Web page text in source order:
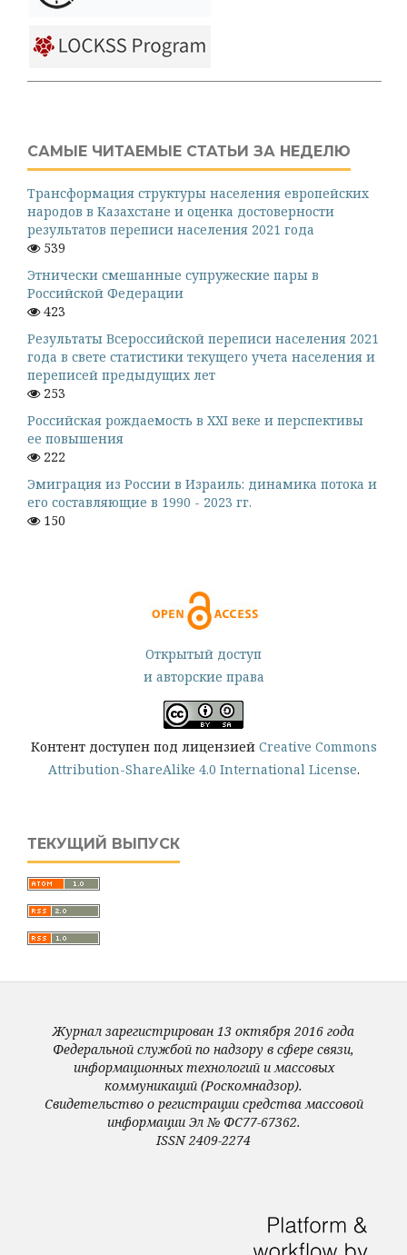
САМЫЕ ЧИТАЕМЫЕ СТАТЬИ ЗА НЕДЕЛЮ
Трансформация структуры населения европейских
народов в Казахстане и оценка достоверности
результатов переписи населения 2021 года
539
Этнически смешанные супружеские пары в
Российской Федерации
423
Результаты Всероссийской переписи населения 2021
года в свете статистики текущего учета населения и
переписей предыдущих лет
253
Российская рождаемость в XXI веке и перспективы
ее повышения
222
Эмиграция из России в Израиль: динамика потока и
его составляющие в 1990 - 2023 гг.
150
Открытый доступ
и авторские права
Контент доступен под лицензией Creative Commons
Attribution-ShareAlike 4.0 International License.
ТЕКУЩИЙ ВЫПУСК
Журнал зарегистрирован 13 октября 2016 года
Федеральной службой по надзору в сфере связи,
информационных технологий и массовых
коммуникаций (Роскомнадзор).
Свидетельство о регистрации средства массовой
информации Эл № ФС77-67362.
ISSN 2409-2274